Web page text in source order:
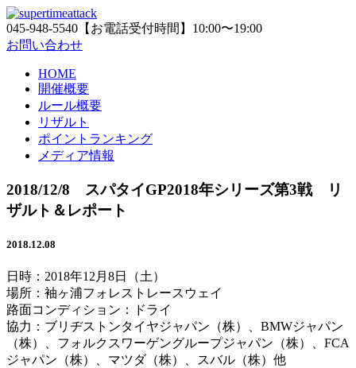
045-948-5540 【お電話受付時間】10:00〜19:00
お問い合わせ
HOME
開催概要
ルール概要
リザルト
ポイントランキング
メディア情報
2018/12/8 スパタイGP2018年シリーズ第3戦 リ
ザルト＆レポート
2018.12.08
日時：2018年12月8日（土）
場所：袖ヶ浦フォレストレースウェイ
路面コンディション：ドライ
協力：ブリヂストンタイヤジャパン（株）、BMWジャパン
（株）、フォルクスワーゲングループジャパン（株）、FCA
ジャパン（株）、マツダ（株）、スバル（株）他